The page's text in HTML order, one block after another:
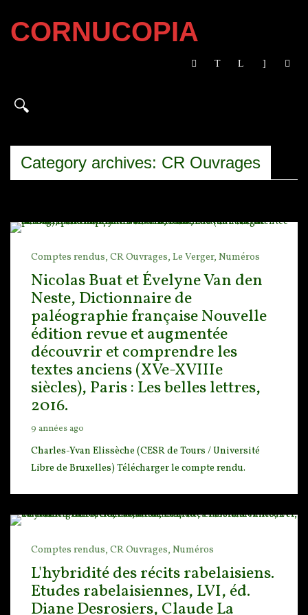
CORNUCOPIA
Category archives: CR Ouvrages
Comptes rendus, CR Ouvrages, Le Verger, Numéros
Nicolas Buat et Évelyne Van den
Neste, Dictionnaire de
paléographie française Nouvelle
édition revue et augmentée
découvrir et comprendre les
textes anciens (XVe-XVIIIe
siècles), Paris : Les belles lettres,
2016.
9 années ago
Charles-Yvan Elissèche (CESR de Tours / Université
Libre de Bruxelles) Télécharger le compte rendu.
Comptes rendus, CR Ouvrages, Numéros
L'hybridité des récits rabelaisiens.
Etudes rabelaisiennes, LVI, éd.
Diane Desrosiers, Claude La